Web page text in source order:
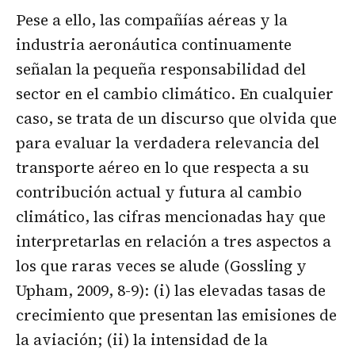
Pese a ello, las compañías aéreas y la
industria aeronáutica continuamente
señalan la pequeña responsabilidad del
sector en el cambio climático. En cualquier
caso, se trata de un discurso que olvida que
para evaluar la verdadera relevancia del
transporte aéreo en lo que respecta a su
contribución actual y futura al cambio
climático, las cifras mencionadas hay que
interpretarlas en relación a tres aspectos a
los que raras veces se alude (Gossling y
Upham, 2009, 8-9): (i) las elevadas tasas de
crecimiento que presentan las emisiones de
la aviación; (ii) la intensidad de la